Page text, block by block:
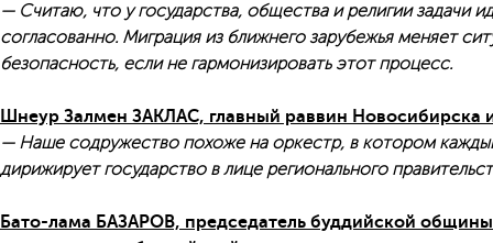
— Считаю, что у государства, общества и религии задачи
согласованно. Миграция из ближнего зарубежья меняет
безопасность, если не гармонизировать этот процесс.
Шнеур Залмен ЗАКЛАС, главный раввин Новосибирска
— Наше содружество похоже на оркестр, в котором
дирижирует государство в лице регионального
Бато-лама БАЗАРОВ, председатель буддийской